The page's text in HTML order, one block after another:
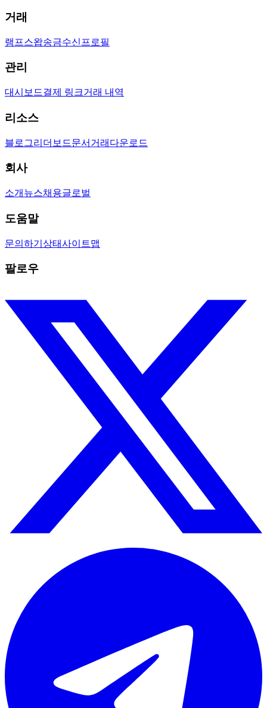
거래
램프스왑송금수신 프로필
관리
대시보드결제 링크거래 내역
리소스
블로그리더보드문서 거래 다운로드
회사
소개 뉴스채용글로벌
도움말
문의하기 상태사이트맵
팔로우